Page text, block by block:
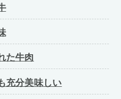
た牛肉
充分美味しい